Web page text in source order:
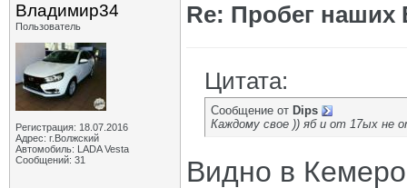
Владимир34
Пользователь
Регистрация: 18.07.2016
Адрес: г.Волжский
Автомобиль: LADA Vesta
Сообщений: 31
Re: Пробег наших
Цитата:
Сообщение от Dips
Каждому свое )) яб и от 17ых не
Видно в